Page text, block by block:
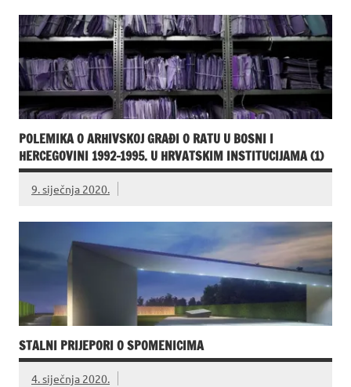
POLEMIKA O ARHIVSKOJ GRAĐI O RATU U BOSNI I
HERCEGOVINI 1992-1995. U HRVATSKIM INSTITUCIJAMA (1)
9. siječnja 2020.
STALNI PRIJEPORI O SPOMENICIMA
4. siječnja 2020.